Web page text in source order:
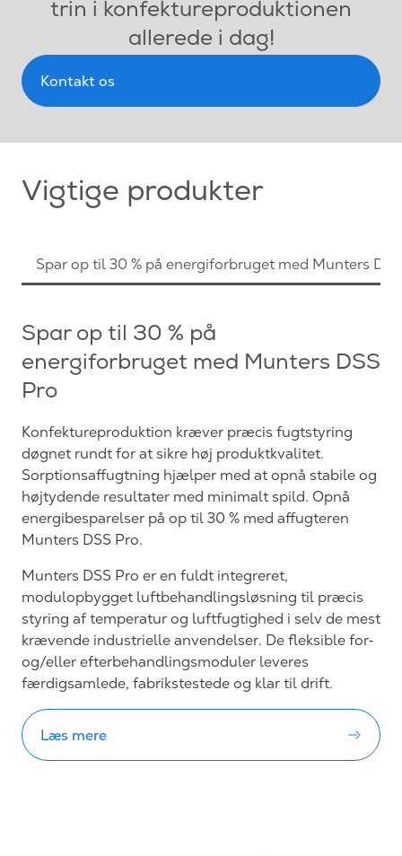
trin i konfektureproduktionen
allerede i dag!
Kontakt os
Vigtige produkter
Spar op til 30 % på energiforbruget med Munters
Spar op til 30 % på
energiforbruget med Munters DSS
Pro
Konfektureproduktion kræver præcis fugtstyring
døgnet rundt for at sikre høj produktkvalitet.
Sorptionsaffugtning hjælper med at opnå stabile og
højtydende resultater med minimalt spild. Opnå
energibesparelser på op til 30 % med affugteren
Munters DSS Pro.
Munters DSS Pro er en fuldt integreret,
modulopbygget luftbehandlingsløsning til præcis
styring af temperatur og luftfugtighed i selv de mest
krævende industrielle anvendelser. De fleksible for‑
og/eller efterbehandlingsmoduler leveres
færdigsamlede, fabrikstestede og klar til drift.
Læs mere